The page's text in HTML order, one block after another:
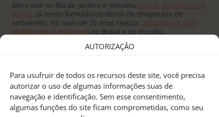
AUTORIZAÇÃO
Para usufruir de todos os recursos deste site, você precisa
autorizar o uso de algumas informações suas de
navegação e identificação. Sem esse consentimento,
algumas funções do site ficam comprometidas, como seu
Aline vive no Rio de Janeiro e ministra cursos presenciais e
online, já tendo formado centenas de terapeutas de
ambientes. Há mais de 20 anos realiza consultorias para
residências e empresas no Brasil e no mundo.
Fundado pelo Mestre Joseph Yu no Canadá, o
Feng Shui
Research Centeré um centro de pesquisas e treinamento